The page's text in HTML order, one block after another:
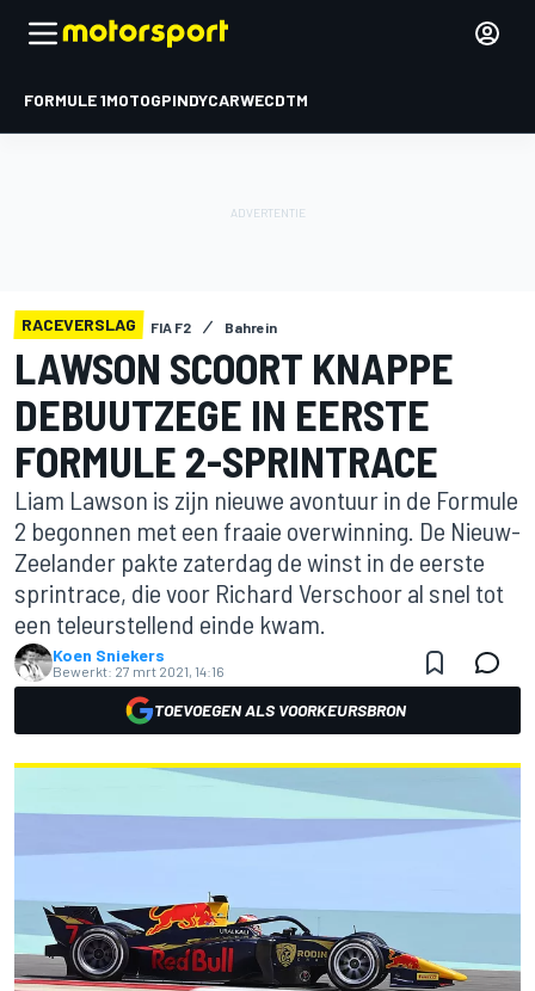
FORMULE 1MOTOGPINDYCARWECDTM
RACEVERSLAG FIA F2 Bahrein
LAWSON SCOORT KNAPPE
DEBUUTZEGE IN EERSTE
FORMULE 2-SPRINTRACE
Liam Lawson is zijn nieuwe avontuur in de Formule
2 begonnen met een fraaie overwinning. De Nieuw-
Zeelander pakte zaterdag de winst in de eerste
sprintrace, die voor Richard Verschoor al snel tot
een teleurstellend einde kwam.
Koen Sniekers
Bewerkt: 27 mrt 2021, 14:16
TOEVOEGEN ALS VOORKEURSBRON